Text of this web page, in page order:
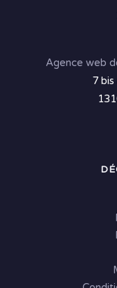
Agence web
7